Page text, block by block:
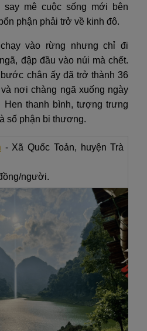
say mê cuộc sống mới bên
phận phải trở về kinh đô.
vào rừng nhưng chỉ đi
đập đầu vào núi mà chết.
chân ấy đã trở thành 36
nơi chàng ngã xuống ngày
Hen thanh bình, tượng trưng
số phận bi thương.
- Xã Quốc Toản, huyện Trà
người.